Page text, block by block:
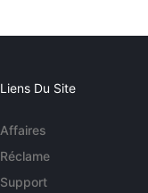
Liens Du Site
Affaires
Réclame
Support